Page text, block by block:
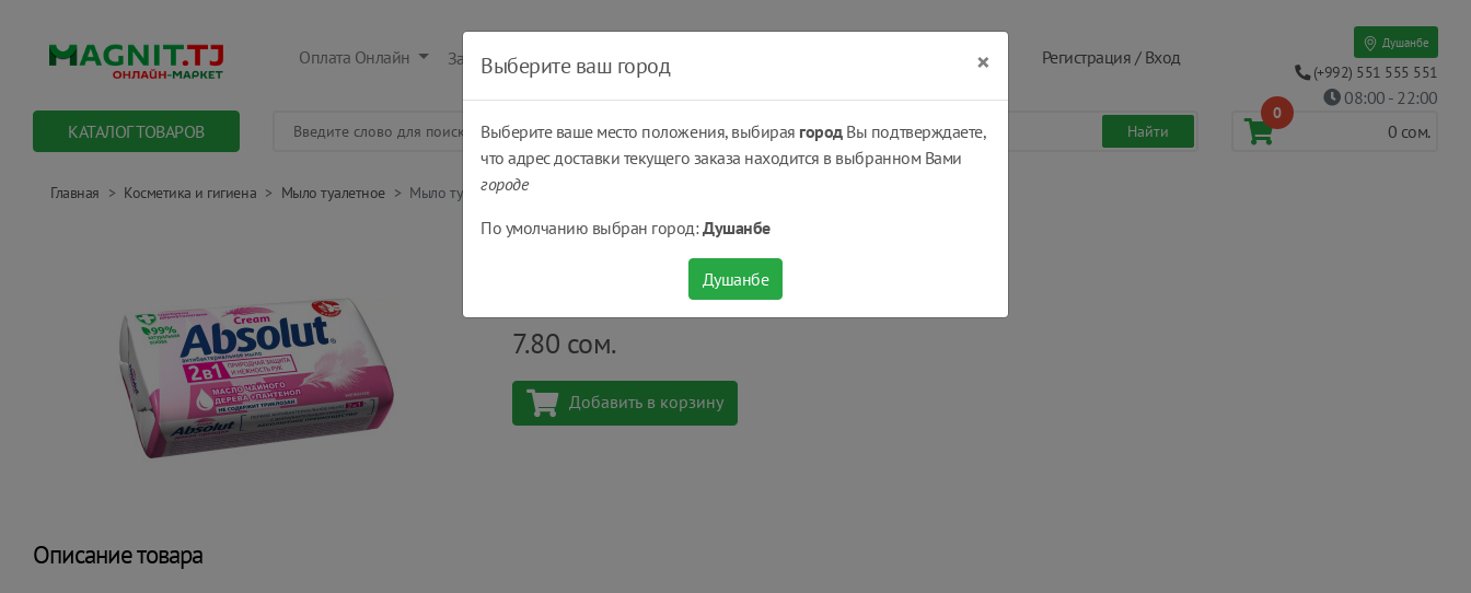
Оплата Онлайн Заказать Оплатить Получить Регистрация / Вход
Душанбе
(+992) 551 555 551
08:00 - 22:00
КАТАЛОГ ТОВАРОВ
0
0 сом.
Главная Косметика и гигиена Мыло туалетное Мыло туалетное Absolut® Classic нежное 90 г
Мыло туалетное Absolut® Classic нежное 90 г
шт
7.80 сом.
Добавить в корзину
Описание товара
Выберите ваш город ×
Выберите ваше место положения, выбирая городВы подтверждаете,
что адрес доставки текущего заказа находится в выбранном Вами
городе
По умолчанию выбран город:Душанбе
Душанбе